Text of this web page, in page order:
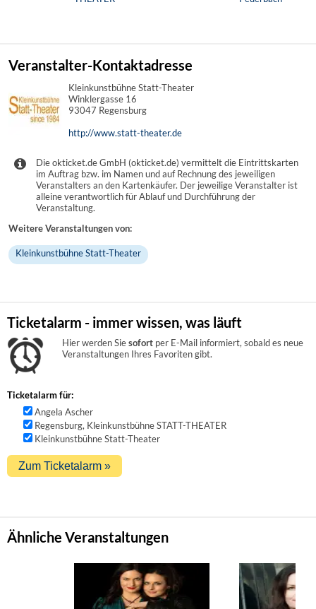
Veranstalter-Kontaktadresse
Kleinkunstbühne Statt-Theater
Winklergasse 16
93047 Regensburg
http://www.statt-theater.de
Die okticket.de GmbH (okticket.de) vermittelt die Eintrittskarten
im Auftrag bzw. im Namen und auf Rechnung des jeweiligen
Veranstalters an den Kartenkäufer. Der jeweilige Veranstalter ist
alleine verantwortlich für Ablauf und Durchführung der
Veranstaltung.
Weitere Veranstaltungen von:
Kleinkunstbühne Statt-Theater
Ticketalarm - immer wissen, was läuft
Hier werden Siesofort per E-Mail informiert, sobald es neue
Veranstaltungen Ihres Favoriten gibt.
Ticketalarm für:
Angela Ascher
Regensburg, Kleinkunstbühne STATT-THEATER
Kleinkunstbühne Statt-Theater
Ähnliche Veranstaltungen